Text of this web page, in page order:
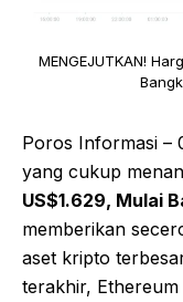
MENGEJUTKAN!
Poros Informasi –
yang cukup
US$1.629, Mulai
memberikan
aset kripto
terakhir,